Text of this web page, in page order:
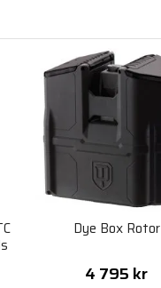
Dye Box Rotor
4 795 kr